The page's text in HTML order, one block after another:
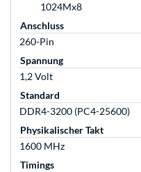
1024Mx8
Anschluss
260-Pin
Spannung
1,2 Volt
Standard
DDR4-3200 (PC4-25600)
Physikalischer Takt
1600 MHz
Timings